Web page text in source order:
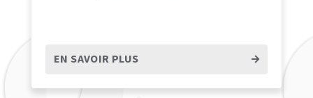
EN SAVOIR PLUS